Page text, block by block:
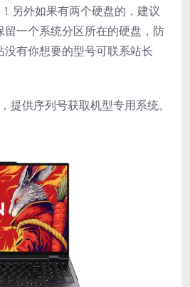
另外如果有两个硬盘的，建议
留一个系统分区所在的硬盘，防
有你想要的型号可联系站长
提供序列号获取机型专用系统。